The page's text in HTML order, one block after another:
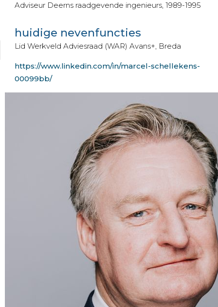
Adviseur Deerns raadgevende ingenieurs, 1989-1995
huidige nevenfuncties
Lid Werkveld Adviesraad (WAR) Avans+, Breda
https://www.linkedin.com/in/marcel-schellekens-
00099bb/